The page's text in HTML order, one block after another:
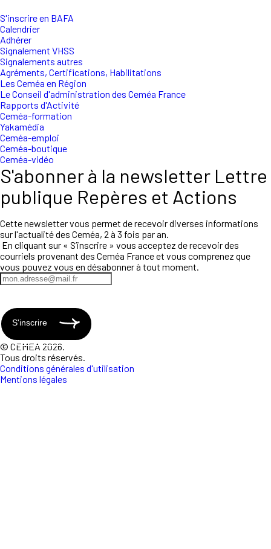
S'inscrire en BAFA
Calendrier
Adhérer
Signalement VHSS
Signalements autres
Agréments, Certifications, Habilitations
Les Ceméa en Région
Le Conseil d'administration des Ceméa France
Rapports d'Activité
Ceméa-formation
Yakamédia
Ceméa-emploi
Ceméa-boutique
Ceméa-vidéo
S'abonner à la newsletter Lettre
publique Repères et Actions
Cette newsletter vous permet de recevoir diverses informations
sur l'actualité des Ceméa, 2 à 3 fois par an.
En cliquant sur « S’inscrire » vous acceptez de recevoir des
courriels provenant des Ceméa France et vous comprenez que
vous pouvez vous en désabonner à tout moment.
S'inscrire
© CEMEA 2026.
Tous droits réservés.
Conditions générales d'utilisation
Mentions légales